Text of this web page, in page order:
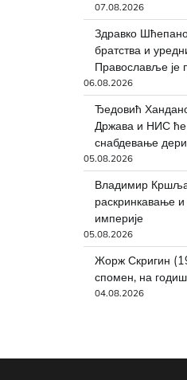
07.08.2026
Здравко
братства и
Православље је
06.08.2026
Ђедовић
Држава и НИС ће
снабдевање
05.08.2026
Владимир
раскринкавање и
империје
05.08.2026
Жорж Скригин
спомен, на
04.08.2026